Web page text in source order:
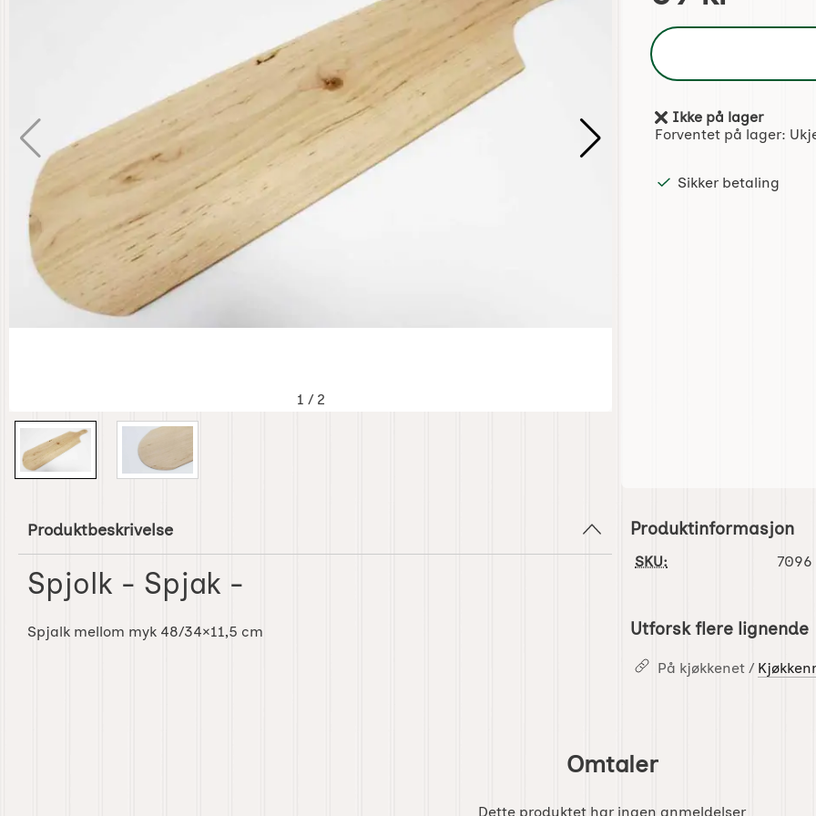
1 / 2
Produkttilgjengelighet:
Ikke på lager
Forventet på lager:
Sikker betaling
Produktbeskrivelse
Spjolk - Spjak -
Spjalk mellom myk 48/34×11,5 cm
Produktinformasjon
SKU: 7096
Utforsk flere lignende
På kjøkkenet /
Omtaler
Dette produktet har ingen anmeldelser